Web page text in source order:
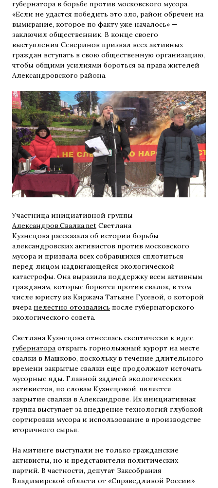
губернатора в борьбе против московского мусора.
«Если не удастся победить это зло, район обречен на
вымирание, которое по факту уже началось» —
заключил общественник. В конце своего
выступления Северинов призвал всех активных
граждан вступать в свою общественную организацию,
чтобы общими усилиями бороться за права жителей
Александровского района.
Участница инициативной группы
Александров.Свалка.net Светлана
Кузнецова рассказала об истории борьбы
александровских активистов против московского
мусора и призвала всех собравшихся сплотиться
перед лицом надвигающейся экологической
катастрофы. Она выразила поддержку всем активным
гражданам, которые борются против свалок, в том
числе юристу из Киржача Татьяне Гусевой, о которой
вчера нелестно отозвались после губернаторского
экологического совета.
Светлана Кузнецова отнеслась скептически к идее
губернатора открыть горнолыжный курорт на месте
свалки в Машково, поскольку в течение длительного
времени закрытые свалки еще продолжают источать
мусорные яды. Главной задачей экологических
активистов, по словам Кузнецовой, является
закрытие свалки в Александрове. Их инициативная
группа выступает за внедрение технологий глубокой
сортировки мусора и использование в производстве
вторичного сырья.
На митинге выступали не только гражданские
активисты, но и представители политических
партий. В частности, депутат Заксобрания
Владимирской области от «Справедливой России»